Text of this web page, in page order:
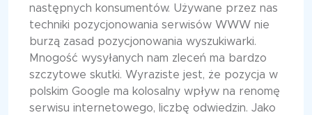
następnych konsumentów. Używane przez nas
techniki pozycjonowania serwisów WWW nie
burzą zasad pozycjonowania wyszukiwarki.
Mnogość wysyłanych nam zleceń ma bardzo
szczytowe skutki. Wyraziste jest, że pozycja w
polskim Google ma kolosalny wpływ na renomę
serwisu internetowego, liczbę odwiedzin. Jako